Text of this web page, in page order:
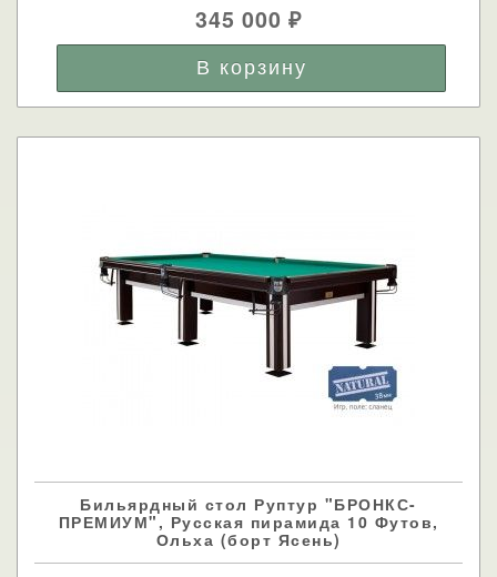
345 000₽
Бильярдный стол Руптур "БРОНКС-
ПРЕМИУМ", Русская пирамида 10 Футов,
Ольха (борт Ясень)